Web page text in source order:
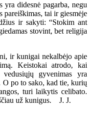
didesnė pagarba, negu
pareiškimas, tai ir giesmėje
ir sakyti: “Stokim ant
stovint, bet religija
ir kunigai nekalbėjo apie
Keistokai atrodo, kai
gyvenimas yra
po to sako, kad tie, kurių
turi laikytis celibato.
už kunigus. J. J.